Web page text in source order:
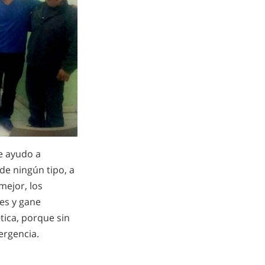
ayudo a
ningún tipo, a
los
y gane
porque sin